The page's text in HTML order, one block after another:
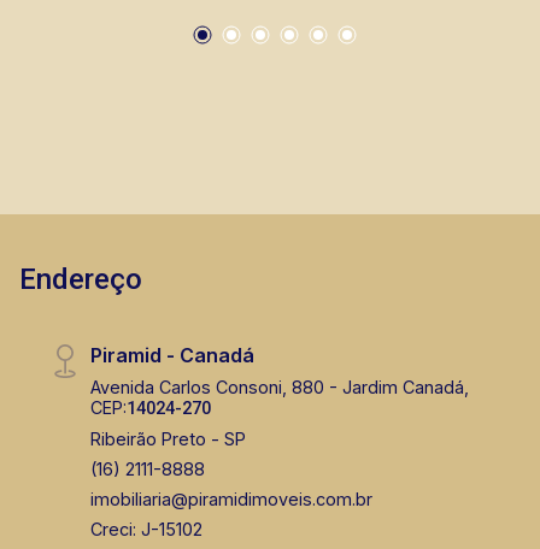
Endereço
Piramid - Canadá
Avenida Carlos Consoni, 880 - Jardim Canadá,
CEP:14024-270
Ribeirão Preto - SP
(16) 2111-8888
imobiliaria@piramidimoveis.com.br
Creci: J-15102